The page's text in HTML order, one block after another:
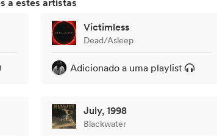
a estes artistas
Victimless
Dead/Asleep
Adicionado a uma playlist
July, 1998
Blackwater